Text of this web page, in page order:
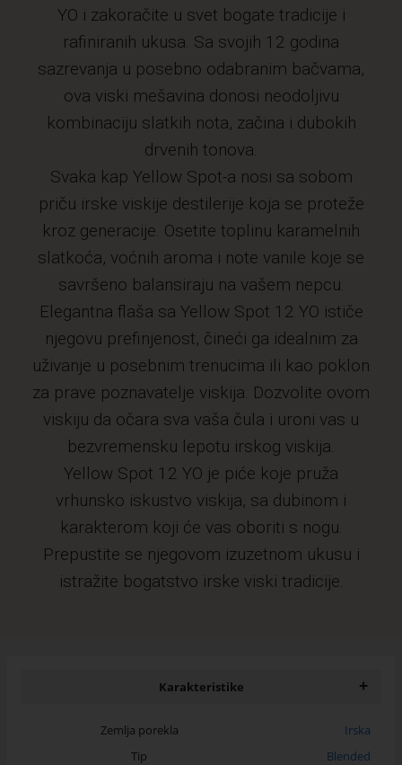
YO i zakoračite u svet bogate tradicije i
rafiniranih ukusa. Sa svojih 12 godina
sazrevanja u posebno odabranim bačvama,
ova viski mešavina donosi neodoljivu
kombinaciju slatkih nota, začina i dubokih
drvenih tonova.
Svaka kap Yellow Spot-a nosi sa sobom
priču irske viskije destilerije koja se proteže
kroz generacije. Osetite toplinu karamelnih
slatkoća, voćnih aroma i note vanile koje se
savršeno balansiraju na vašem nepcu.
Elegantna flaša sa Yellow Spot 12 YO ističe
njegovu prefinjenost, čineći ga idealnim za
uživanje u posebnim trenucima ili kao poklon
za prave poznavatelje viskija. Dozvolite ovom
viskiju da očara sva vaša čula i uroni vas u
bezvremensku lepotu irskog viskija.
Yellow Spot 12 YO je piće koje pruža
vrhunsko iskustvo viskija, sa dubinom i
karakterom koji će vas oboriti s nogu.
Prepustite se njegovom izuzetnom ukusu i
istražite bogatstvo irske viski tradicije.
Karakteristike +
Zemlja porekla
Irska
Tip
Blended